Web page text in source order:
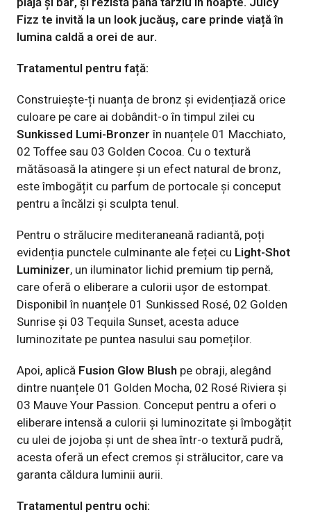
Fizz te invită la un look jucăuș, care prinde viață în
lumina caldă a orei de aur.
Tratamentul pentru față:
Construiește-ți nuanța de bronz și evidențiază orice
culoare pe care ai dobândit-o în timpul zilei cu
Sunkissed Lumi-Bronzerîn nuanțele 01 Macchiato,
02 Toffee sau 03 Golden Cocoa. Cu o textură
mătăsoasă la atingere și un efect natural de bronz,
este îmbogățit cu parfum de portocale și conceput
pentru a încălzi și sculpta tenul.
Pentru o strălucire mediteraneană radiantă, poți
evidenția punctele culminante ale feței cu Light-Shot
Luminizer, un iluminator lichid premium tip pernă,
care oferă o eliberare a culorii ușor de estompat.
Disponibil în nuanțele 01 Sunkissed Rosé, 02 Golden
Sunrise și 03 Tequila Sunset, acesta aduce
luminozitate pe puntea nasului sau pomeților.
Apoi, aplică Fusion Glow Blush pe obraji, alegând
dintre nuanțele 01 Golden Mocha, 02 Rosé Riviera și
03 Mauve Your Passion. Conceput pentru a oferi o
eliberare intensă a culorii și luminozitate și îmbogățit
cu ulei de jojoba și unt de shea într-o textură pudră,
acesta oferă un efect cremos și strălucitor, care va
garanta căldura luminii aurii.
Tratamentul pentru ochi: